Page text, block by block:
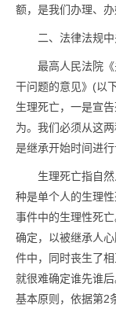
额，是我们办理、
二、法律法规
最高人民法院
干问题的意见》(以
生理死亡，一是宣
为。我们必须从这
是继承开始时间进行
生理死亡指自
种是单个人的生理
事件中的生理性死
确定，以被继承人
件中，同时丧生了
就很难确定谁先谁
基本原则，依据第2